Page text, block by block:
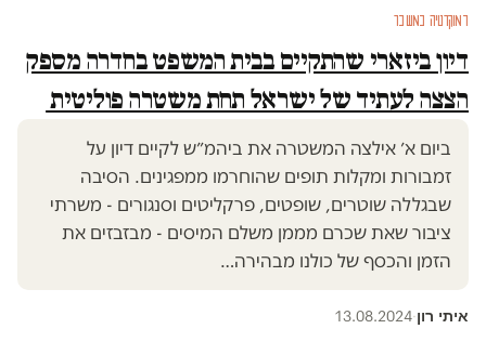
דמוקרטיה במשבר
דיון ביזארי שהתקיים בבית המשפט בחדרה מספק
הצצה לעתיד של ישראל תחת משטרה פוליטית
ביום א׳ אילצה המשטרה את ביהמ״ש לקיים דיון על
זמבורות ומקלות תופים שהוחרמו ממפגינים. הסיבה
שבגללה שוטרים, שופטים, פרקליטים וסנגורים - משרתי
ציבור שאת שכרם מממן משלם המיסים - מבזבזים את
הזמן והכסף של כולנו מבהירה…
איתי רון·
13.08.2024